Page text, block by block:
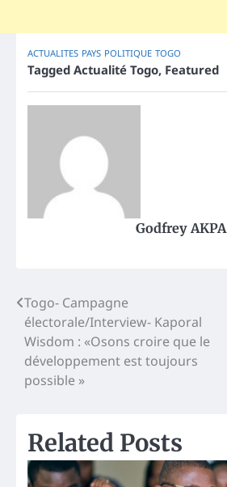
ACTUALITES PAYS POLITIQUE TOGO
Tagged Actualité Togo, Featured
Godfrey AKPA
Post
navigation
Togo- Campagne
électorale/Interview- Kaporal
Wisdom : «Osons croire que le
développement est toujours
possible »
Related Posts